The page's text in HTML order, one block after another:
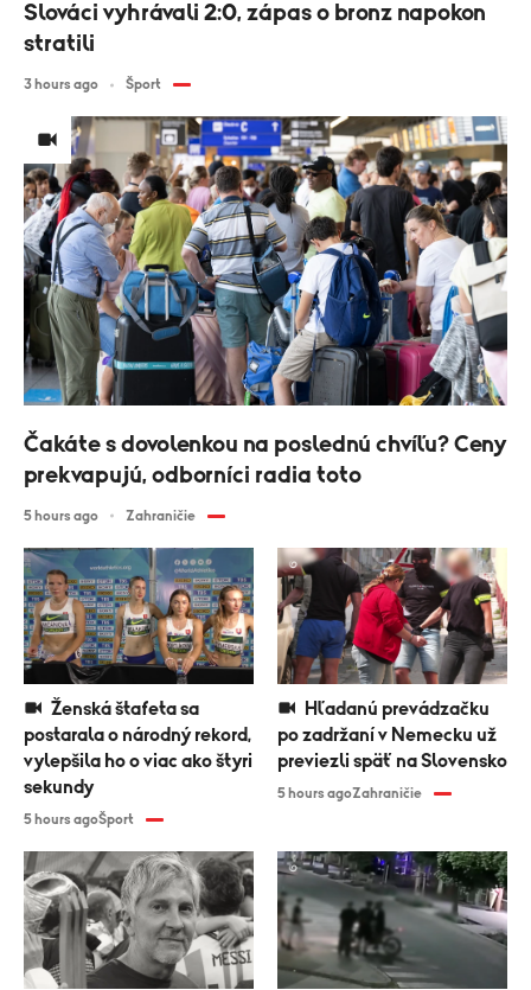
Slováci vyhrávali 2:0, zápas o bronz napokon
stratili
3 hours ago Šport
Čakáte s dovolenkou na poslednú chvíľu? Ceny
prekvapujú, odborníci radia toto
5 hours ago Zahraničie
postarala o národný rekord,
vylepšila ho o viac ako štyri
sekundy
5 hours agoŠport
po zadržaní v Nemecku už
previezli späť na Slovensko
5 hours agoZahraničie